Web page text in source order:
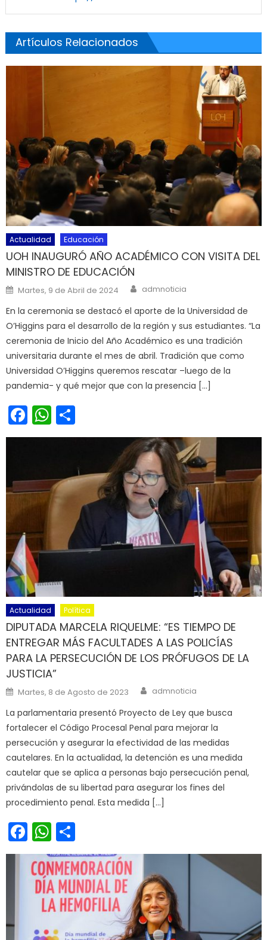
Artículos Relacionados
Actualidad Educación
UOH INAUGURÓ AÑO ACADÉMICO CON VISITA DEL
MINISTRO DE EDUCACIÓN
Posted on
Martes, 9 de Abril de 2024 Author
admnoticia
En la ceremonia se destacó el aporte de la Universidad de
O’Higgins para el desarrollo de la región y sus estudiantes. “La
ceremonia de Inicio del Año Académico es una tradición
universitaria durante el mes de abril. Tradición que como
Universidad O’Higgins queremos rescatar –luego de la
pandemia- y qué mejor que con la presencia […]
Facebook
WhatsApp
Actualidad Política
DIPUTADA MARCELA RIQUELME: “ES TIEMPO DE
ENTREGAR MÁS FACULTADES A LAS POLICÍAS
PARA LA PERSECUCIÓN DE LOS PRÓFUGOS DE LA
JUSTICIA”
Posted on
Martes, 8 de Agosto de 2023 Author
admnoticia
La parlamentaria presentó Proyecto de Ley que busca
fortalecer el Código Procesal Penal para mejorar la
persecución y asegurar la efectividad de las medidas
cautelares. En la actualidad, la detención es una medida
cautelar que se aplica a personas bajo persecución penal,
privándolas de su libertad para asegurar los fines del
procedimiento penal. Esta medida […]
Facebook
WhatsApp